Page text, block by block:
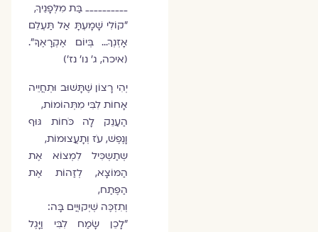
__________ בַּת מִלְּפָנֵיךָ,
"קוֹלִי שָׁמָעְתָּ אַל תַּעְלֵם
אָזְנְךָ… בְּיוֹם אֶקְרָאֶךָּ".
(איכה, ג' נו' נז')
יְהִי רָצוֹן שֶׁתָּשׁוּב וּתְחֲיֵיה
אָחוֹת לִבִּי מִתְּהוֹמוֹת,
הַעַנֵק לָה כֹּחוֹת גּוּף
וָנֶפֶשׁ, עֹז וְתָעֲצוּמוֹת,
שְתַשְכִּיל לִמְצוֹא אֶת
הַמּוֹצָא, לְזַהוֹת אֶת
הַפֶּתַח,
וְתִזְכֶּה שְׁיְקוּיֲים בָּה:
"לָכֵן שָׂמַח לִבִּי וַיָּגֶל